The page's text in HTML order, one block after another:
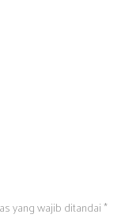
yang wajib ditandai*